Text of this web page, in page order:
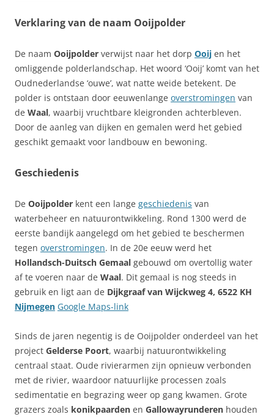
Verklaring van de naam Ooijpolder
De naam Ooijpolder verwijst naar het dorp Ooij en het
omliggende polderlandschap. Het woord ‘Ooij’ komt van het
Oudnederlandse ‘ouwe’, wat natte weide betekent. De
polder is ontstaan door eeuwenlange overstromingen van
de Waal, waarbij vruchtbare kleigronden achterbleven.
Door de aanleg van dijken en gemalen werd het gebied
geschikt gemaakt voor landbouw en bewoning.
Geschiedenis
De Ooijpolder kent een lange geschiedenis van
waterbeheer en natuurontwikkeling. Rond 1300 werd de
eerste bandijk aangelegd om het gebied te beschermen
tegen overstromingen. In de 20e eeuw werd het
Hollandsch-Duitsch Gemaal gebouwd om overtollig water
af te voeren naar de Waal. Dit gemaal is nog steeds in
gebruik en ligt aan de Dijkgraaf van Wijckweg 4, 6522 KH
Nijmegen Google Maps-link
Sinds de jaren negentig is de Ooijpolder onderdeel van het
project Gelderse Poort, waarbij natuurontwikkeling
centraal staat. Oude rivierarmen zijn opnieuw verbonden
met de rivier, waardoor natuurlijke processen zoals
sedimentatie en begrazing weer op gang kwamen. Grote
grazers zoals konikpaarden en Gallowayrunderen houden